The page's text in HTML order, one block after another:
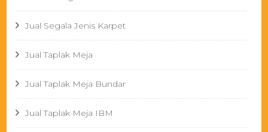
Jual Segala Jenis Karpet
Jual Taplak Meja
Jual Taplak Meja Bundar
Jual Taplak Meja IBM